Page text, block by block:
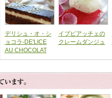
デリシュ・オ・シ
ョコラ-DE'LICE
AU CHOCOLAT
イブピアッチェの
クレームダンジュ